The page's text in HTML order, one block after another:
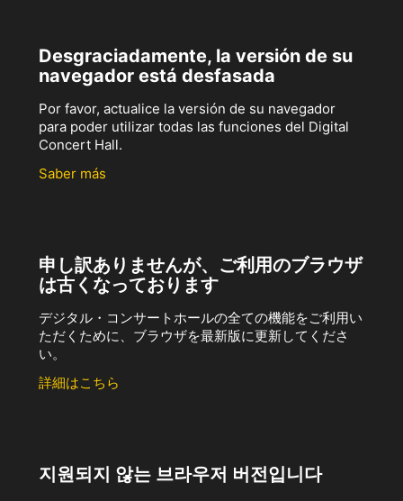
Desgraciadamente, la versión de su
navegador está desfasada
Por favor, actualice la versión de su navegador
para poder utilizar todas las funciones del Digital
Concert Hall.
Saber más
申し訳ありませんが、ご利用のブラウザ
は古くなっております
デジタル・コンサートホールの全ての機能をご利用い
ただくために、ブラウザを最新版に更新してくださ
い。
詳細はこちら
지원되지 않는 브라우저 버전입니다